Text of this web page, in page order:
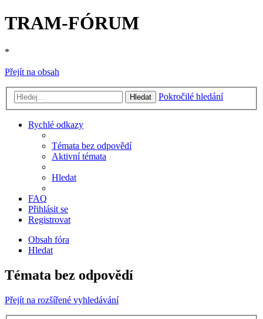
TRAM-FÓRUM
*
Přejít na obsah
Hledat Pokročilé hledání
Rychlé odkazy
Témata bez odpovědí
Aktivní témata
Hledat
FAQ
Přihlásit se
Registrovat
Obsah fóra
Hledat
Témata bez odpovědí
Přejít na rozšířené vyhledávání